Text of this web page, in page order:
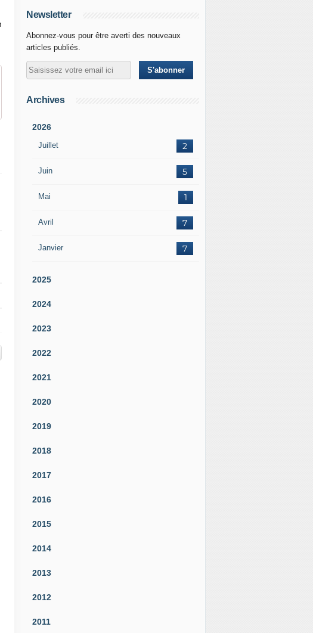
Newsletter
Abonnez-vous pour être averti des nouveaux
articles publiés.
Archives
2026
Juillet 2
Juin 5
Mai 1
Avril 7
Janvier 7
2025
2024
2023
2022
2021
2020
2019
2018
2017
2016
2015
2014
2013
2012
2011